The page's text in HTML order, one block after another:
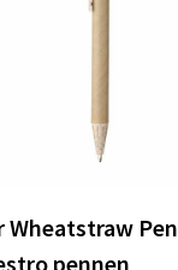
Wheatstraw Pen
pennen